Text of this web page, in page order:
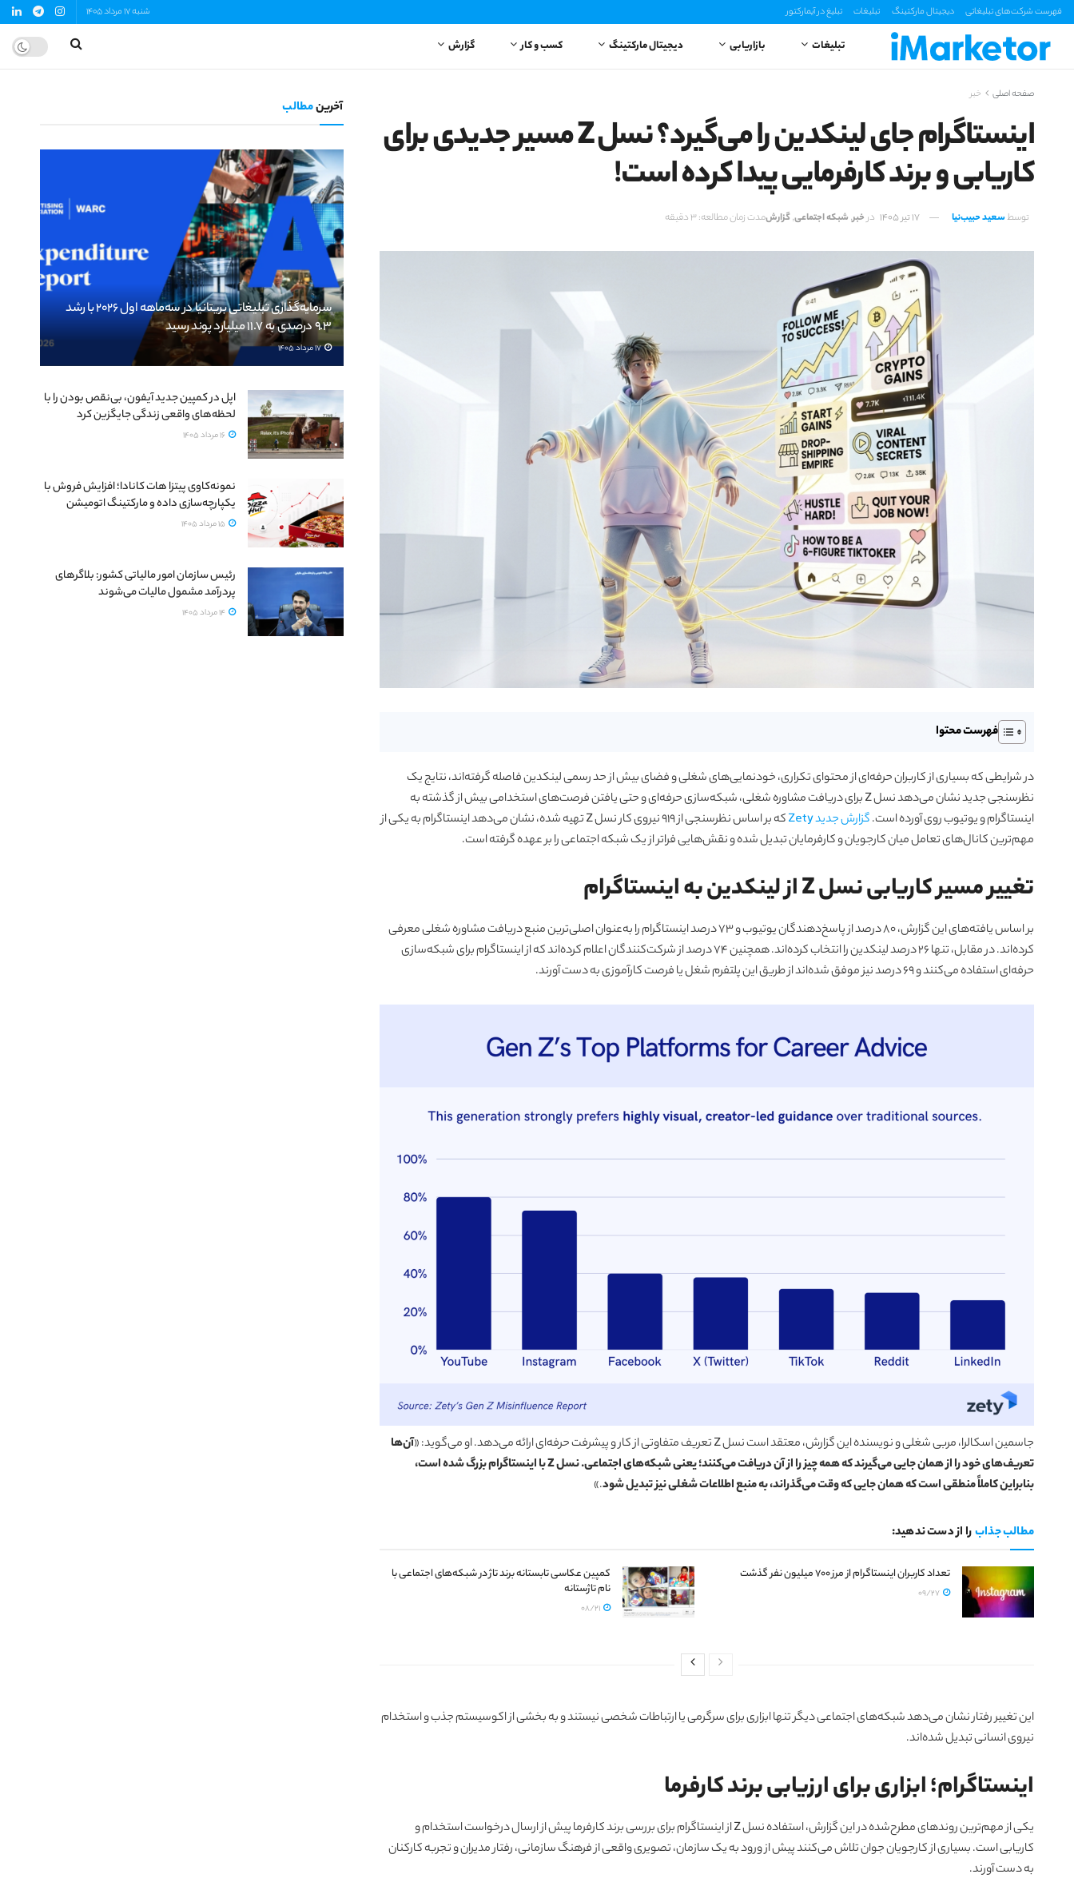
فهرست شرکت‌های تبلیغاتی دیجیتال مارکتینگ تبلیغات تبلیغ در آیمارکتور شنبه 17 مرداد 1405
تبلیغات بازاریابی دیجیتال مارکتینگ کسب و کار گزارش
صفحه اصلی خبر
اینستاگرام جای لینکدین را می‌گیرد؟ نسل Z مسیر جدیدی برای
کاریابی و برند کارفرمایی پیدا کرده است!
توسطسعید حبیب‌نیا 17 تیر 1405 در خبر, شبکه اجتماعی,گزارشمدت زمان مطالعه: 3 دقیقه
فهرست محتوا
در شرایطی که بسیاری از کاربران حرفه‌ای از محتوای تکراری، خودنمایی‌های شغلی و فضای بیش از حد رسمی لینکدین فاصله گرفته‌اند، نتایج یک
نظرسنجی جدید نشان می‌دهد نسل Z برای دریافت مشاوره شغلی، شبکه‌سازی حرفه‌ای و حتی یافتن فرصت‌های استخدامی بیش از گذشته به
اینستاگرام و یوتیوب روی آورده است.گزارش جدید Zety
که بر اساس نظرسنجی از ۹۱۹ نیروی کار نسل Z تهیه شده، نشان می‌دهد اینستاگرام به یکی از
مهم‌ترین کانال‌های تعامل میان کارجویان و کارفرمایان تبدیل شده و نقش‌هایی فراتر از یک شبکه اجتماعی را بر عهده گرفته است.
تغییر مسیر کاریابی نسل Z از لینکدین به اینستاگرام
بر اساس یافته‌های این گزارش، ۸۰ درصد از پاسخ‌دهندگان یوتیوب و ۷۳ درصد اینستاگرام را به‌عنوان اصلی‌ترین منبع دریافت مشاوره شغلی معرفی
کرده‌اند. در مقابل، تنها ۲۶ درصد لینکدین را انتخاب کرده‌اند. همچنین ۷۴ درصد از شرکت‌کنندگان اعلام کرده‌اند که از اینستاگرام برای شبکه‌سازی
حرفه‌ای استفاده می‌کنند و ۶۹ درصد نیز موفق شده‌اند از طریق این پلتفرم شغل یا فرصت کارآموزی به دست آورند.
جاسمین اسکالرا، مربی شغلی و نویسنده این گزارش، معتقد است نسل Z تعریف متفاوتی از کار و پیشرفت حرفه‌ای ارائه می‌دهد. او می‌گوید: «
آن‌ها
تعریف‌های خود را از همان جایی می‌گیرند که همه چیز را از آن دریافت می‌کنند؛ یعنی شبکه‌های اجتماعی. نسل Z با اینستاگرام بزرگ شده است،
بنابراین کاملاً منطقی است که همان جایی که وقت می‌گذراند، به منبع اطلاعات شغلی نیز تبدیل شود.»
را از دست ندهید:مطالب جذاب
تعداد کاربران اینستاگرام از مرز ۷۰۰ میلیون نفر گذشت
کمپین عکاسی تابستانه برند تاژ در شبکه‌های اجتماعی با
نام تاژستانه
این تغییر رفتار نشان می‌دهد شبکه‌های اجتماعی دیگر تنها ابزاری برای سرگرمی یا ارتباطات شخصی نیستند و به بخشی از اکوسیستم جذب و استخدام
نیروی انسانی تبدیل شده‌اند.
اینستاگرام؛ ابزاری برای ارزیابی برند کارفرما
یکی از مهم‌ترین روندهای مطرح‌شده در این گزارش، استفاده نسل Z از اینستاگرام برای بررسی برند کارفرما پیش از ارسال درخواست استخدام و
کاریابی است. بسیاری از کارجویان جوان تلاش می‌کنند پیش از ورود به یک سازمان، تصویری واقعی از فرهنگ سازمانی، رفتار مدیران و تجربه کارکنان
به دست آورند.
آخرینمطالب
سرمایه‌گذاری تبلیغاتی بریتانیا در سه‌ماهه اول ۲۰۲۶ با رشد
۹.۳ درصدی به ۱۱.۷ میلیارد پوند رسید
17 مرداد 1405
اپل در کمپین جدید آیفون، بی‌نقص بودن را با
لحظه‌های واقعی زندگی جایگزین کرد
نمونه‌کاوی پیتزا هات کانادا؛ افزایش فروش با
یکپارچه‌سازی داده و مارکتینگ اتومیشن
رئیس سازمان امور مالیاتی کشور: بلاگرهای
پردرآمد مشمول مالیات می‌شوند